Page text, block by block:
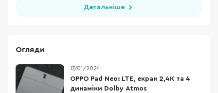
Детальніше
Огляди
17/01/2024
OPPO Pad Neo: LTE, екран 2,4К та 4
динаміки Dolby Atmos